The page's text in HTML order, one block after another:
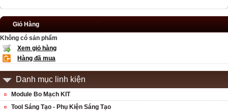
Giỏ Hàng
Không có sản phẩm
Xem giỏ hàng
Hàng đã mua
Danh mục linh kiện
Module Bo Mạch KIT
Tool Sáng Tạo - Phụ Kiện Sáng Tạo